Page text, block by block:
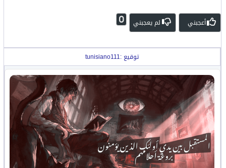
أعجبني لم يعجبني 0
توقيع :tunisiano111